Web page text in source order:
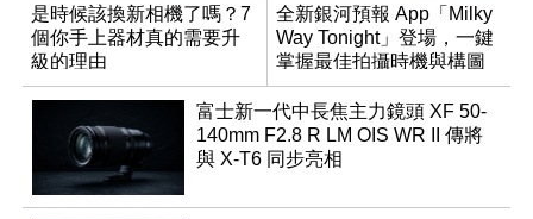
是時候該換新相機了嗎？7
個你手上器材真的需要升
級的理由
全新銀河預報 App「Milky
Way Tonight」登場，一鍵
掌握最佳拍攝時機與構圖
富士新一代中長焦主力鏡頭 XF 50-
140mm F2.8 R LM OIS WR II 傳將
與 X-T6 同步亮相